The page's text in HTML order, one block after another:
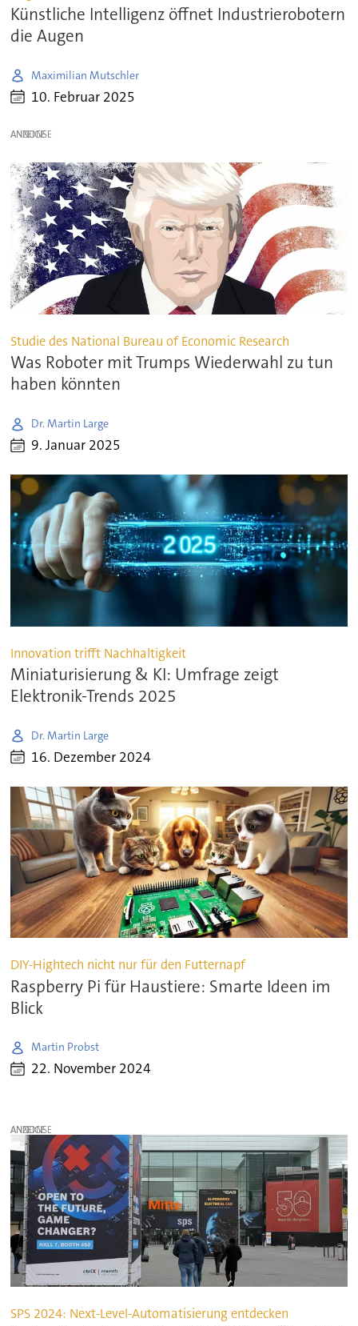
Künstliche Intelligenz öffnet Industrierobotern
die Augen
Maximilian Mutschler
10. Februar 2025
ANZEIGE
Studie des National Bureau of Economic Research
Was Roboter mit Trumps Wiederwahl zu tun
haben könnten
Dr. Martin Large
9. Januar 2025
Innovation trifft Nachhaltigkeit
Miniaturisierung & KI: Umfrage zeigt
Elektronik-Trends 2025
Dr. Martin Large
16. Dezember 2024
DIY-Hightech nicht nur für den Futternapf
Raspberry Pi für Haustiere: Smarte Ideen im
Blick
Martin Probst
22. November 2024
ANZEIGE
SPS 2024: Next-Level-Automatisierung entdecken